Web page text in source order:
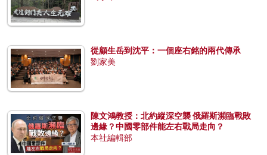
從顧生岳到沈平：一個座右銘的兩代傳承
劉家美
陳文鴻教授：北約縱深空襲 俄羅斯瀕臨戰敗
邊緣？中國零部件能左右戰局走向？
本社編輯部